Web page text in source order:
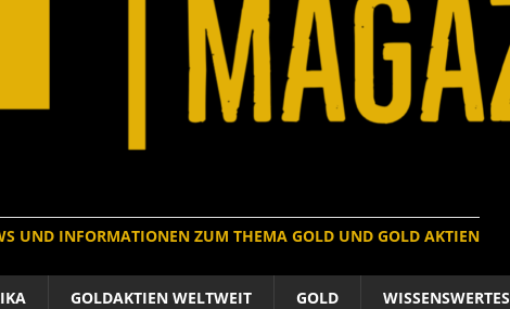
UND INFORMATIONEN ZUM THEMA GOLD UND GOLD AKTIEN
GOLDAKTIEN WELTWEIT GOLD WISSENSWERTES